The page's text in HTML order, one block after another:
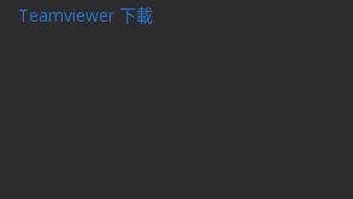
Teamviewer 下載